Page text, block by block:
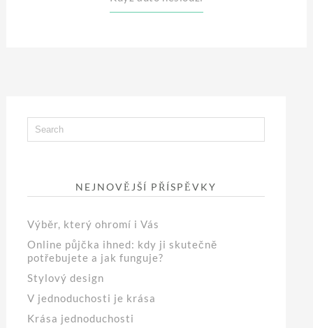
NEJNOVĚJŠÍ PŘÍSPĚVKY
Výběr, který ohromí i Vás
Online půjčka ihned: kdy ji skutečně
potřebujete a jak funguje?
Stylový design
V jednoduchosti je krása
Krása jednoduchosti